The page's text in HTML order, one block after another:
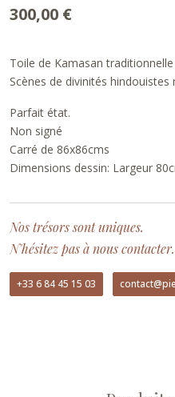
300,00 €
Toile de Kamasan
Scènes de divinités hindouistes
Parfait état.
Non signé
Carré de 86x86cms
Dimensions dessin: Largeur
Nos trésors sont uniques.
N'hésitez pas à nous contacter.
+33 6 84 45 15 03